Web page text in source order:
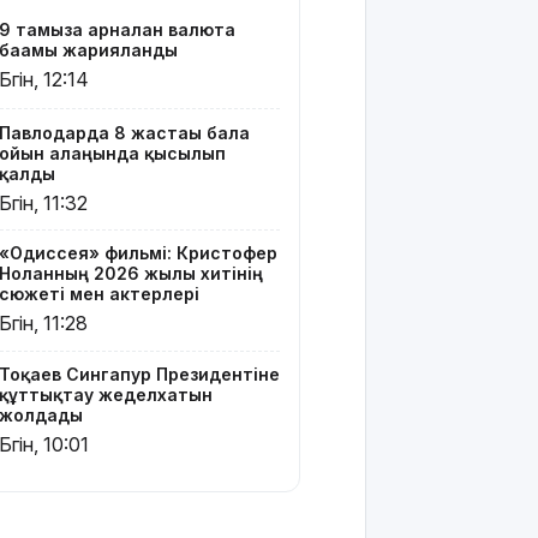
Украина
арасында
жаңа
жасауды
ұсынды
Бүгін –
күні
9 тамызға
арналған
болжамы
МӘЛІМ
АПТА: 2026
9 тамызға арналған валюта
бағамы жарияланды
Бүгін, 12:14
Павлодарда 8 жастағы бала
ойын алаңында қысылып
қалды
Бүгін, 11:32
«Одиссея» фильмі: Кристофер
Ноланның 2026 жылғы хитінің
сюжеті мен актерлері
Бүгін, 11:28
Тоқаев Сингапур Президентіне
құттықтау жеделхатын
жолдады
Бүгін, 10:01